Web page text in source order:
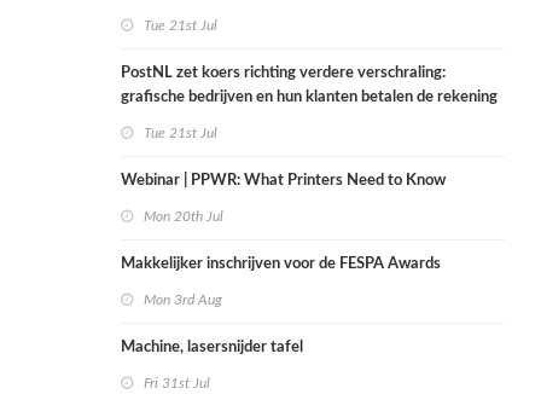
Tue 21st Jul
PostNL zet koers richting verdere verschraling:
grafische bedrijven en hun klanten betalen de rekening
Tue 21st Jul
Webinar | PPWR: What Printers Need to Know
Mon 20th Jul
Makkelijker inschrijven voor de FESPA Awards
Mon 3rd Aug
Machine, lasersnijder tafel
Fri 31st Jul